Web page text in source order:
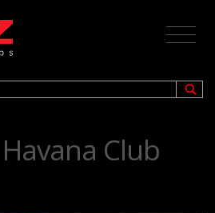
Havana Club